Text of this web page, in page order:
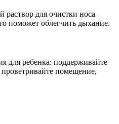
раствор для очистки носа
поможет облегчить дыхание.
для ребенка: поддерживайте
помещение,